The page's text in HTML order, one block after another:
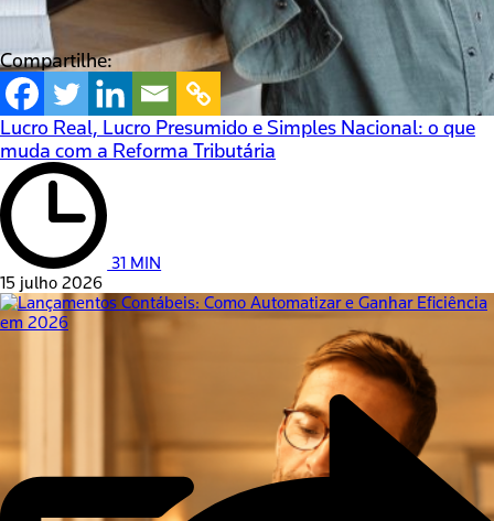
Compartilhe:
Lucro Real, Lucro Presumido e Simples Nacional: o que
muda com a Reforma Tributária
31 MIN
15 julho 2026